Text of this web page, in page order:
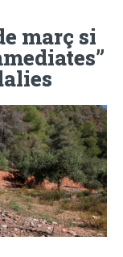
març si